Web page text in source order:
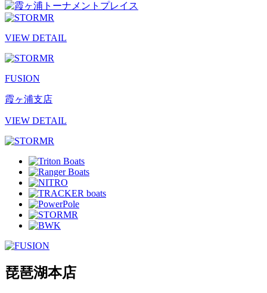
VIEW DETAIL
FUSION
霞ヶ浦支店
VIEW DETAIL
琵琶湖本店